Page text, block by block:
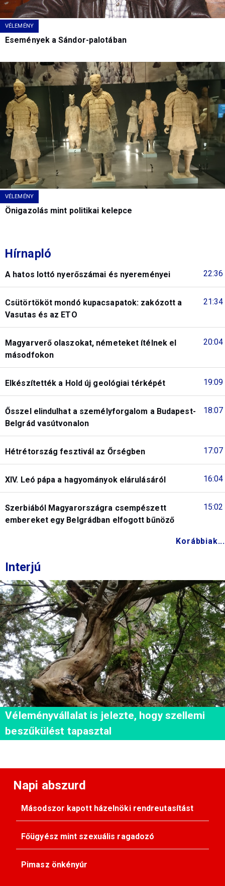
VÉLEMÉNY
Események a Sándor-palotában
VÉLEMÉNY
Önigazolás mint politikai kelepce
Hírnapló
22:36
A hatos lottó nyerőszámai és nyereményei
21:34
Csütörtököt mondó kupacsapatok: zakózott a
Vasutas és az ETO
20:04
Magyarverő olaszokat, németeket ítélnek el
másodfokon
19:09
Elkészítették a Hold új geológiai térképét
18:07
Ősszel elindulhat a személyforgalom a Budapest-
Belgrád vasútvonalon
17:07
Hétrétország fesztivál az Őrségben
16:04
XIV. Leó pápa a hagyományok elárulásáról
15:02
Szerbiából Magyarországra csempészett
embereket egy Belgrádban elfogott bűnöző
Korábbiak...
Interjú
Véleményvállalat is jelezte, hogy szellemi
beszűkülést tapasztal
Napi abszurd
Másodszor kapott házelnöki rendreutasítást
Főügyész mint szexuális ragadozó
Pimasz önkényúr